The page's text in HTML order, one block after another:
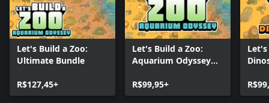
Let's Build a Zoo:
Ultimate Bundle
R$127,45+
Let's Build a Zoo:
Aquarium Odyssey
R$99,95+